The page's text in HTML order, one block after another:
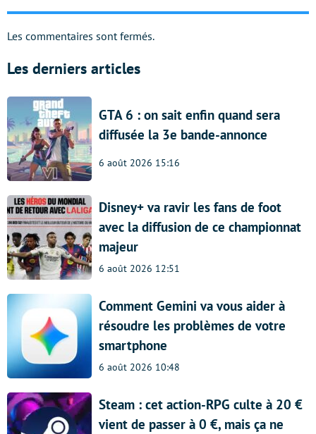
Les commentaires sont fermés.
Les derniers articles
GTA 6 : on sait enfin quand sera
diffusée la 3e bande-annonce
6 août 2026 15:16
Disney+ va ravir les fans de foot
avec la diffusion de ce championnat
majeur
6 août 2026 12:51
Comment Gemini va vous aider à
résoudre les problèmes de votre
smartphone
6 août 2026 10:48
Steam : cet action-RPG culte à 20 €
vient de passer à 0 €, mais ça ne